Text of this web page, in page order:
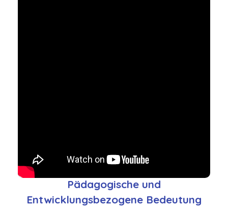
Pädagogische und
Entwicklungsbezogene Bedeutung